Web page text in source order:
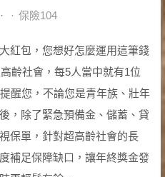
Author
保險104
紅包，您想好怎麼運用這筆錢
齡社會，每5人當中就有1位
醒您，不論您是青年族、壯年
，除了緊急預備金、儲蓄、貸
保單，針對超高齡社會的長
補足保障缺口，讓年終獎金發